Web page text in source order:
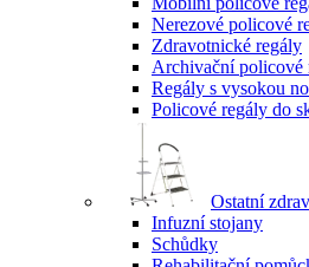
Nerezové policové
Zdravotnické regály
Archivační policové
Regály s vysokou
Policové regály do
Ostatní
Infuzní stojany
Schůdky